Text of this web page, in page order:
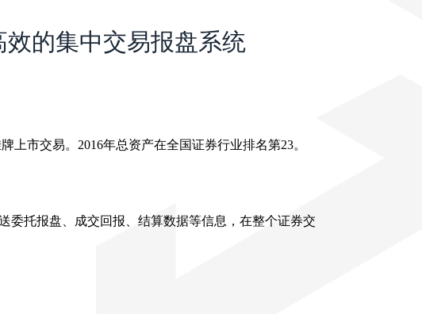
的集中交易报盘系统
上市交易。2016年总资产在全国证券行业排名第23。
委托报盘、成交回报、结算数据等信息，在整个证券交